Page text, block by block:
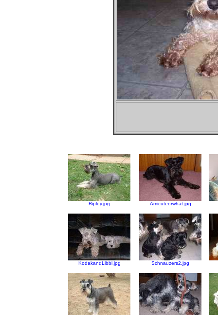
Ripley.jpg Amicuteorwhat.jpg
KodakandLibbi.jpg Schnauzers2.jpg